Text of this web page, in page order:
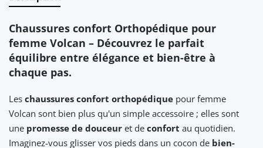
Chaussures confort Orthopédique pour
femme Volcan – Découvrez le parfait
équilibre entre élégance et bien-être à
chaque pas.
Les chaussures confort orthopédique pour femme
Volcan sont bien plus qu'un simple accessoire ; elles sont
une promesse de douceur et de confort au quotidien.
Imaginez-vous glisser vos pieds dans un cocon de bien-